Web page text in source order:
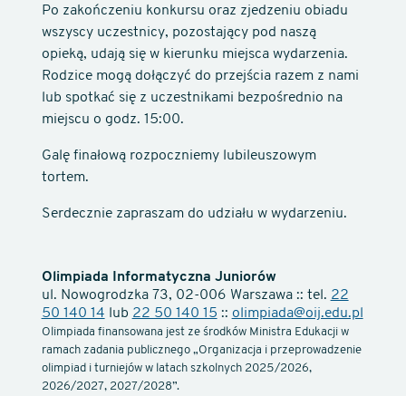
Po zakończeniu konkursu oraz zjedzeniu obiadu
wszyscy uczestnicy, pozostający pod naszą
opieką, udają się w kierunku miejsca wydarzenia.
Rodzice mogą dołączyć do przejścia razem z nami
lub spotkać się z uczestnikami bezpośrednio na
miejscu o godz. 15:00.
Galę finałową rozpoczniemy lubileuszowym
tortem.
Serdecznie zapraszam do udziału w wydarzeniu.
Olimpiada Informatyczna Juniorów
ul. Nowogrodzka 73, 02-006 Warszawa :: tel. 22
50 140 14 lub 22 50 140 15 :: olimpiada@oij.edu.pl
Olimpiada finansowana jest ze środków Ministra Edukacji w
ramach zadania publicznego „Organizacja i przeprowadzenie
olimpiad i turniejów w latach szkolnych 2025/2026,
2026/2027, 2027/2028”.